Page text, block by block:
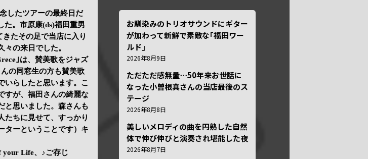
したツアーの最終日だ
た。市原康(ds)福田重男
たその足で当店に入り
の来日でした。
｣は、賛美歌をジャズ
の同窓生の方も賛美歌
いらしたと思います。こ
すが、福田さんの綺麗な
と思いました。森さんも
たちに見せて、すっかり
ターということです）キ
your Life、♪ご存じ
お馴染みのトリオサウンドにギター
が加わって新鮮で素敵な｢福田ワー
ルド｣
2026年8月9日
ただただ感無量⋯50年来お世話に
なった小曽根真さんの当店最後のス
テージ
2026年8月8日
美しいメロディの曲を円熟した自然
体で伸び伸びと演奏され堪能した夜
2026年8月7日